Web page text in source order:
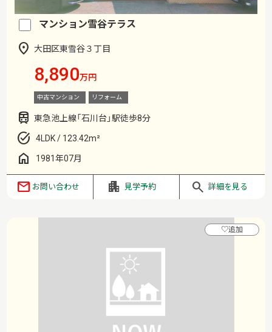
マンション雪谷テラス
大田区東雪谷３丁目
8,890万円
中古マンション リフォーム
東急池上線「石川台」駅徒歩8分
4LDK / 123.42m²
1981年07月
お問い合わせ 見学予約 詳細を見る
♡追加